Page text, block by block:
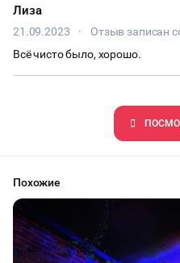
Лиза
21.09.2023 ·
Отзыв записан
Всё чисто было, хорошо.
Похожие